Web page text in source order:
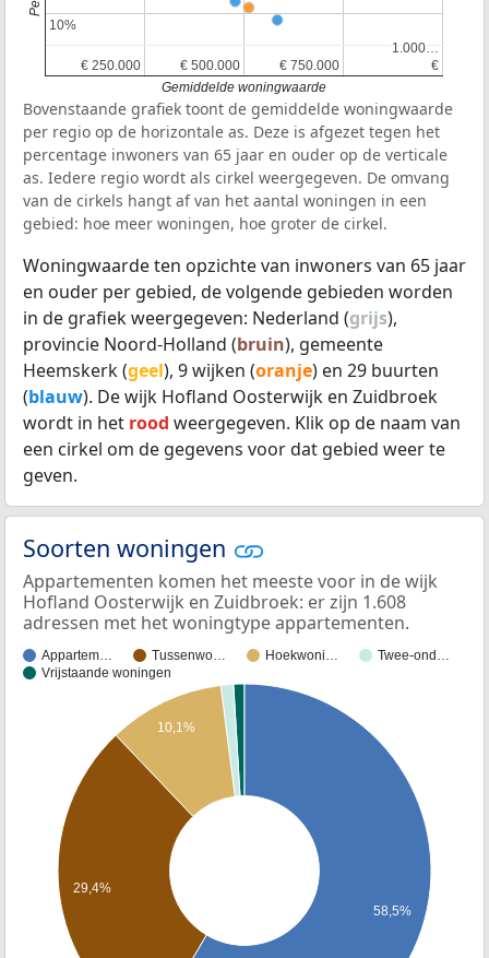
€ 250.000
€ 250.000 € 500.000
€ 500.000 € 750.000
€ 750.000 €
€
1.000…
1.000…
10%
10%
Gemiddelde woningwaarde
Bovenstaande grafiek toont de gemiddelde woningwaarde
per regio op de horizontale as. Deze is afgezet tegen het
percentage inwoners van 65 jaar en ouder op de verticale
as. Iedere regio wordt als cirkel weergegeven. De omvang
van de cirkels hangt af van het aantal woningen in een
gebied: hoe meer woningen, hoe groter de cirkel.
Woningwaarde ten opzichte van inwoners van 65 jaar
en ouder per gebied, de volgende gebieden worden
in de grafiek weergegeven: Nederland (grijs),
provincie Noord-Holland (bruin), gemeente
Heemskerk (geel), 9 wijken (oranje) en 29 buurten
(blauw). De wijk Hofland Oosterwijk en Zuidbroek
wordt in het rood weergegeven. Klik op de naam van
een cirkel om de gegevens voor dat gebied weer te
geven.
Soorten woningen
Appartementen komen het meeste voor in de wijk
Hofland Oosterwijk en Zuidbroek: er zijn 1.608
adressen met het woningtype appartementen.
Appartem… Tussenwo… Hoekwoni…
Twee-ond…
Vrijstaande woningen
10,1%
29,4%
58,5%